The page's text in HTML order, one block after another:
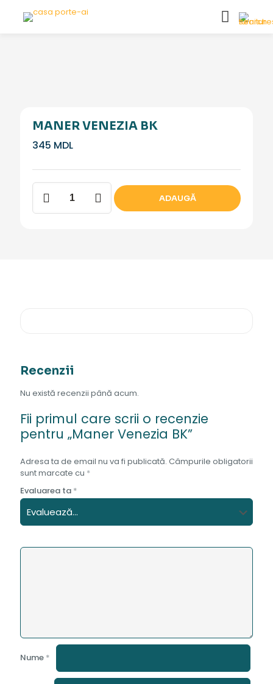
MANER VENEZIA BK
345 MDL
Cantitate
Maner
Venezia
ADAUGĂ
Recenzii
Nu există recenzii până acum.
Fii primul care scrii o recenzie
pentru „Maner Venezia BK”
Adresa ta de email nu va fi publicată. Câmpurile obligatorii
sunt marcate cu *
Evaluarea ta *
Nume *